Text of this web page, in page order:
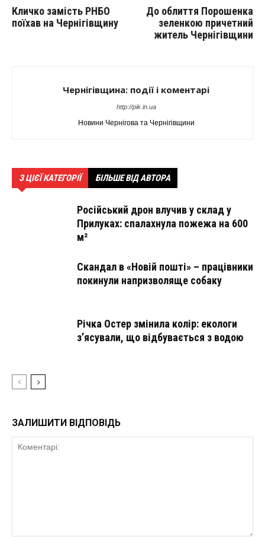
Кличко замість РНБО
поїхав на Чернігівщину
До облиття Порошенка
зеленкою причетний
житель Чернігівщини
Чернігівщина: події і коментарі
http://pik.in.ua
Новини Чернігова та Чернігівщини
З ЦІЄЇ КАТЕГОРІЇ БІЛЬШЕ ВІД АВТОРА
Російський дрон влучив у склад у
Прилуках: спалахнула пожежа на 600
м²
Скандал в «Новій пошті» – працівники
покинули напризволяще собаку
Річка Остер змінила колір: екологи
з’ясували, що відбувається з водою
ЗАЛИШИТИ ВІДПОВІДЬ